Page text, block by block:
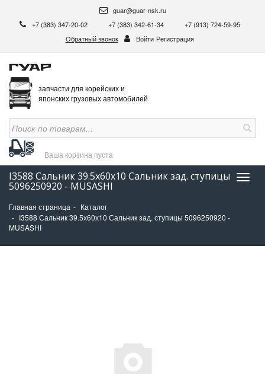
guar@guar-nsk.ru
+7 (383) 347-20-02
+7 (383) 342-61-34
+7 (913) 724-59-95
Обратный звонок
Войти Регистрация
запчасти для корейских и
японских грузовых автомобилей
Ваша корзина пуста
I3588 Сальник 39.5х60х10 Сальник зад. ступицы
5096250920 - MUSASHI
Главная страница
Каталог
I3588 Сальник 39.5х60х10 Сальник зад. ступицы 5096250920 -
MUSASHI